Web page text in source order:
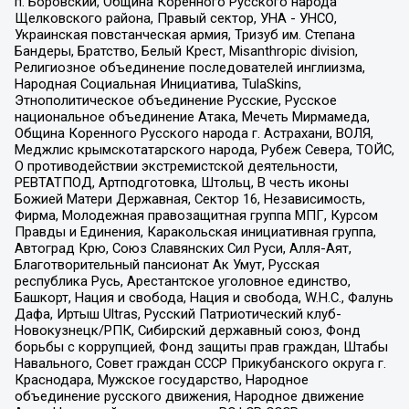
Щелковского района, Правый сектор, УНА - УНСО,
Украинская повстанческая армия, Тризуб им. Степана
Бандеры, Братство, Белый Крест, Misanthropic division,
Религиозное объединение последователей инглиизма,
Народная Социальная Инициатива, TulaSkins,
Этнополитическое объединение Русские, Русское
национальное объединение Атака, Мечеть Мирмамеда,
Община Коренного Русского народа г. Астрахани, ВОЛЯ,
Меджлис крымскотатарского народа, Рубеж Севера, ТОЙС,
О противодействии экстремистской деятельности,
РЕВТАТПОД, Артподготовка, Штольц, В честь иконы
Божией Матери Державная, Сектор 16, Независимость,
Фирма, Молодежная правозащитная группа МПГ, Курсом
Правды и Единения, Каракольская инициативная группа,
Автоград Крю, Союз Славянских Сил Руси, Алля-Аят,
Благотворительный пансионат Ак Умут, Русская
республика Русь, Арестантское уголовное единство,
Башкорт, Нация и свобода, Нация и свобода, W.H.С., Фалунь
Дафа, Иртыш Ultras, Русский Патриотический клуб-
Новокузнецк/РПК, Сибирский державный союз, Фонд
борьбы с коррупцией, Фонд защиты прав граждан, Штабы
Навального, Совет граждан СССР Прикубанского округа г.
Краснодара, Мужское государство, Народное
объединение русского движения, Народное движение